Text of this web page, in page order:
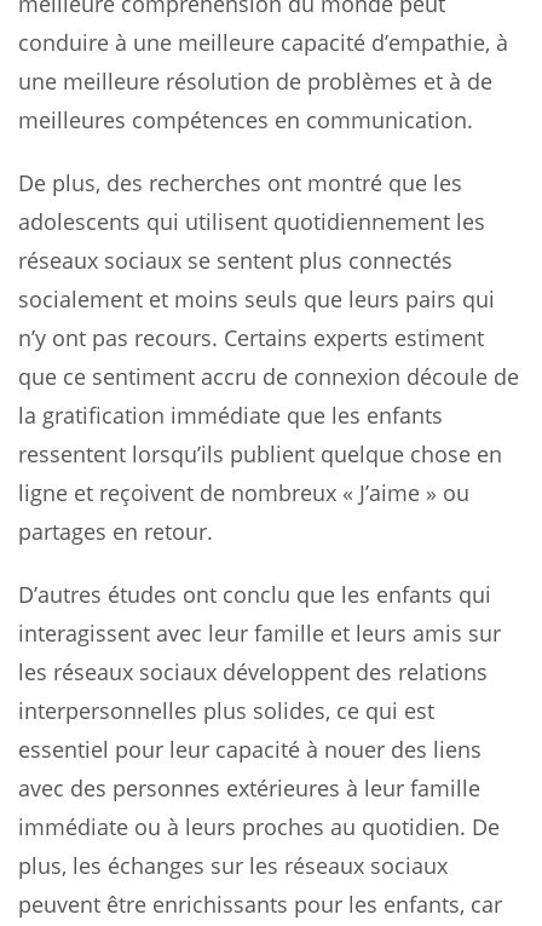
conduire à une meilleure capacité d’empathie, à
une meilleure résolution de problèmes et à de
meilleures compétences en communication.
De plus, des recherches ont montré que les
adolescents qui utilisent quotidiennement les
réseaux sociaux se sentent plus connectés
socialement et moins seuls que leurs pairs qui
n’y ont pas recours. Certains experts estiment
que ce sentiment accru de connexion découle de
la gratification immédiate que les enfants
ressentent lorsqu’ils publient quelque chose en
ligne et reçoivent de nombreux « J’aime » ou
partages en retour.
D’autres études ont conclu que les enfants qui
interagissent avec leur famille et leurs amis sur
les réseaux sociaux développent des relations
interpersonnelles plus solides, ce qui est
essentiel pour leur capacité à nouer des liens
avec des personnes extérieures à leur famille
immédiate ou à leurs proches au quotidien. De
plus, les échanges sur les réseaux sociaux
peuvent être enrichissants pour les enfants, car